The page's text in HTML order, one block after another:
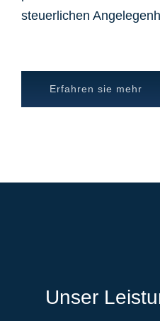
steuerlichen
Erfahren sie mehr
Unser